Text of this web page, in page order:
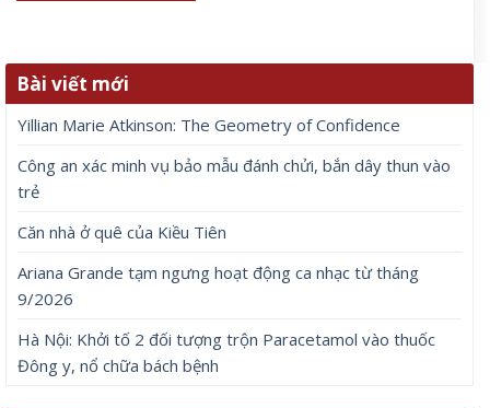
Bài viết mới
Yillian Marie Atkinson: The Geometry of Confidence
Công an xác minh vụ bảo mẫu đánh chửi, bắn dây thun vào
trẻ
Căn nhà ở quê của Kiều Tiên
Ariana Grande tạm ngưng hoạt động ca nhạc từ tháng
9/2026
Hà Nội: Khởi tố 2 đối tượng trộn Paracetamol vào thuốc
Đông y, nổ chữa bách bệnh